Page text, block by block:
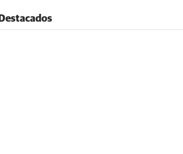
Destacados